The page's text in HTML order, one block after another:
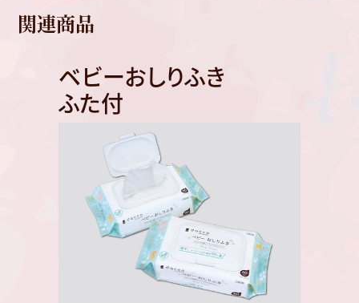
関連商品
ベビーおしりふき
ふた付